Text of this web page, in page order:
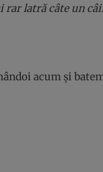
latră câte un
acum și